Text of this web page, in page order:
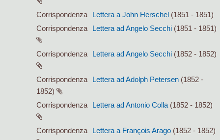
Corrispondenza Lettera a John Herschel (1851 - 1851)
Corrispondenza
Lettera ad Angelo Secchi (1851 - 1851)
Corrispondenza Lettera ad Angelo Secchi (1852 - 1852)
Corrispondenza Lettera ad Adolph Petersen (1852 -
1852)
Corrispondenza
Lettera ad Antonio Colla (1852 - 1852)
Corrispondenza Lettera a François Arago (1852 - 1852)